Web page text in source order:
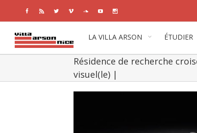
FacebookRss Twitter Vimeo SoundcloudYoutube
LA VILLA ARSON ÉTUDIER
Résidence de recherche
visuel(le) |